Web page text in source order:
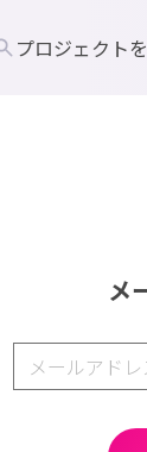
メ
プロジェクト